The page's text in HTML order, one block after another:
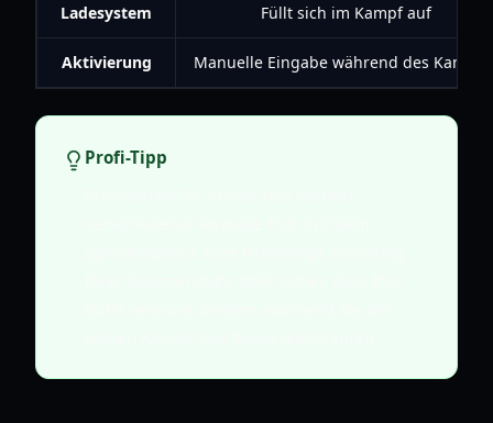
Ladesystem Füllt sich im Kampf auf
Aktivierung Manuelle Eingabe während des
Profi-Tipp